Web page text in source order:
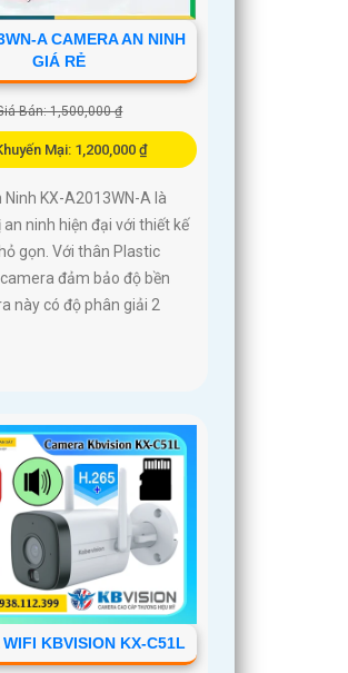
A CAMERA AN NINH
GIÁ RẺ
Bán: 1,500,000 ₫
Mại: 1,200,000 ₫
KX-A2013WN-A là
ninh hiện đại với thiết kế
gọn. Với thân Plastic
đảm bảo độ bền
này có độ phân giải 2
WIFI KBVISION KX-C51L